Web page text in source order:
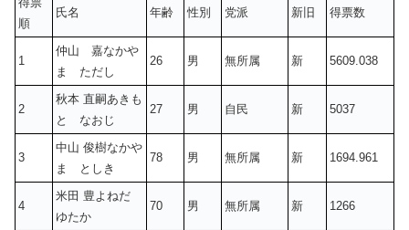
順
氏名 年齢 性別 党派 新旧 得票数
1
仲山 嘉なかや
ま ただし
26 男 無所属 新 5609.038
2
秋本 直嗣あきも
と なおじ
27 男 自民 新 5037
3
中山 俊樹なかや
ま としき
78 男 無所属 新 1694.961
4
米田 豊よねだ
ゆたか
70 男 無所属 新 1266